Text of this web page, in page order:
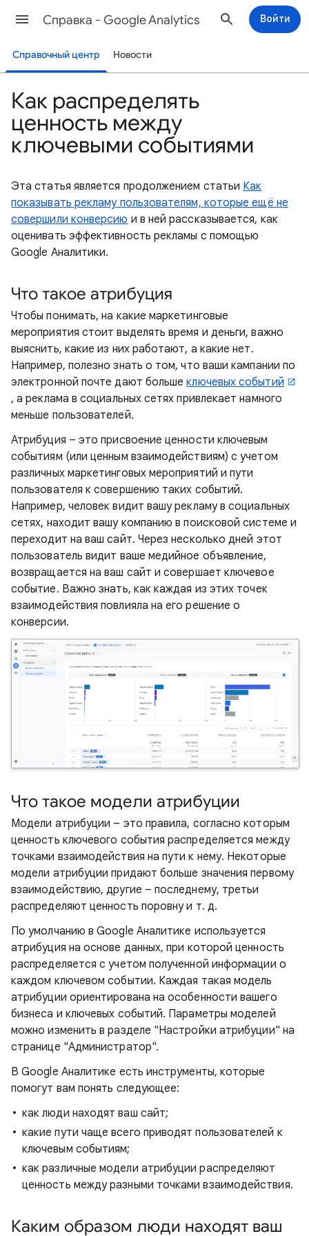
Cправка - Google Analytics Войти
Справочный центр Новости
Как распределять
ценность между
ключевыми событиями
Эта статья является продолжением статьи Как
показывать рекламу пользователям, которые ещё не
совершили конверсию и в ней рассказывается, как
оценивать эффективность рекламы с помощью
Google Аналитики.
Что такое атрибуция
Чтобы понимать, на какие маркетинговые
мероприятия стоит выделять время и деньги, важно
выяснить, какие из них работают, а какие нет.
Например, полезно знать о том, что ваши кампании по
электронной почте дают большеключевых событий
, а реклама в социальных сетях привлекает намного
меньше пользователей.
Атрибуция – это присвоение ценности ключевым
событиям (или ценным взаимодействиям) с учетом
различных маркетинговых мероприятий и пути
пользователя к совершению таких событий.
Например, человек видит вашу рекламу в социальных
сетях, находит вашу компанию в поисковой системе и
переходит на ваш сайт. Через несколько дней этот
пользователь видит ваше медийное объявление,
возвращается на ваш сайт и совершает ключевое
событие. Важно знать, как каждая из этих точек
взаимодействия повлияла на его решение о
конверсии.
Что такое модели атрибуции
Модели атрибуции – это правила, согласно которым
ценность ключевого события распределяется между
точками взаимодействия на пути к нему. Некоторые
модели атрибуции придают больше значения первому
взаимодействию, другие – последнему, третьи
распределяют ценность поровну и т. д.
По умолчанию в Google Аналитике используется
атрибуция на основе данных, при которой ценность
распределяется с учетом полученной информации о
каждом ключевом событии. Каждая такая модель
атрибуции ориентирована на особенности вашего
бизнеса и ключевых событий. Параметры моделей
можно изменить в разделе "Настройки атрибуции" на
странице "Администратор".
В Google Аналитике есть инструменты, которые
помогут вам понять следующее:
как люди находят ваш сайт;
какие пути чаще всего приводят пользователей к
ключевым событиям;
как различные модели атрибуции распределяют
ценность между разными точками взаимодействия.
Каким образом люди находят ваш